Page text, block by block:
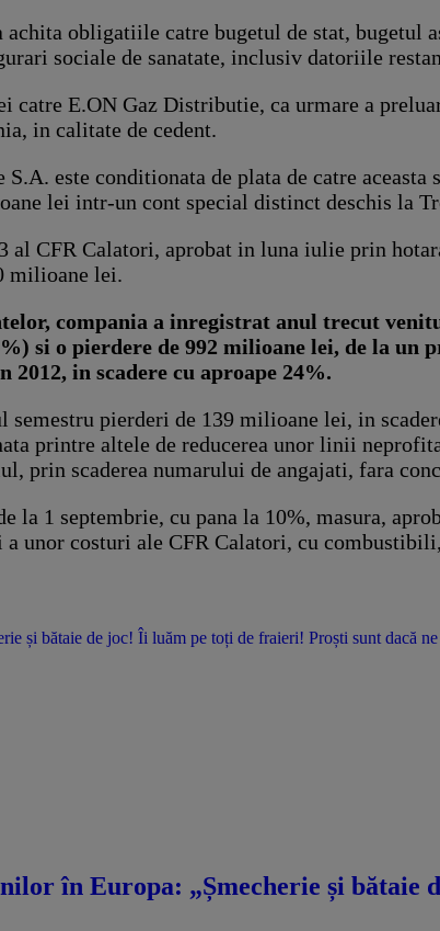
obligatiile catre bugetul de stat, bugetul
sociale de sanatate, inclusiv datoriile
catre E.ON Gaz Distributie, ca urmare a
in calitate de cedent.
este conditionata de plata de catre
lei intr-un cont special distinct deschis la
CFR Calatori, aprobat in luna iulie prin
milioane lei.
compania a inregistrat anul trecut
si o pierdere de 992 milioane lei, de la un
in scadere cu aproape 24%.
semestru pierderi de 139 milioane lei, in
printre altele de reducerea unor linii
prin scaderea numarului de angajati, fara
la 1 septembrie, cu pana la 10%, masura,
costuri ale CFR Calatori, cu combustibili,
și bătaie de joc! Îi luăm pe toți de fraieri! Proști sunt dacă
în Europa: „Șmecherie și bătaie